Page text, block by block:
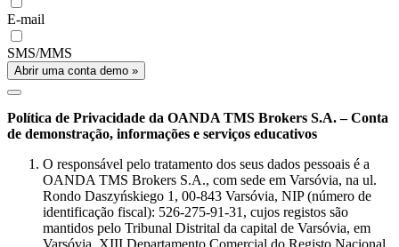
E-mail
SMS/MMS
Abrir uma conta demo »
Política de Privacidade da OANDA TMS Brokers S.A. – Conta
de demonstração, informações e serviços educativos
O responsável pelo tratamento dos seus dados pessoais é a
OANDA TMS Brokers S.A., com sede em Varsóvia, na ul.
Rondo Daszyńskiego 1, 00-843 Varsóvia, NIP (número de
identificação fiscal): 526-275-91-31, cujos registos são
mantidos pelo Tribunal Distrital da capital de Varsóvia, em
Varsóvia, XIII Departamento Comercial do Registo Nacional